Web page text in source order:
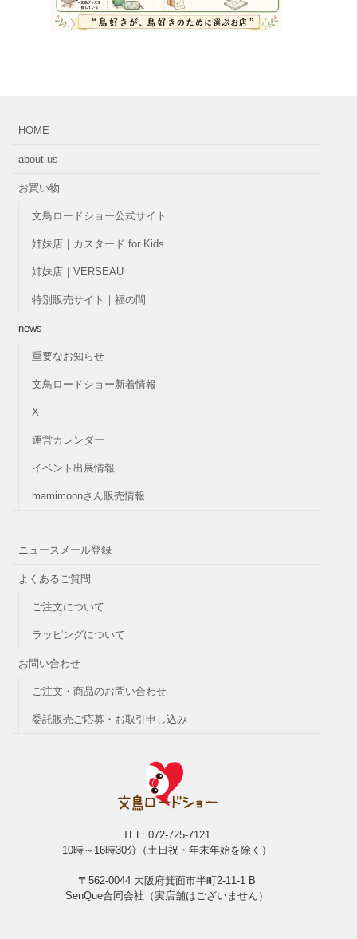
HOME
about us
お買い物
文鳥ロードショー公式サイト
姉妹店｜カスタード for Kids
姉妹店｜VERSEAU
特別販売サイト｜福の間
news
重要なお知らせ
文鳥ロードショー新着情報
X
運営カレンダー
イベント出展情報
mamimoonさん販売情報
ニュースメール登録
よくあるご質問
ご注文について
ラッピングについて
お問い合わせ
ご注文・商品のお問い合わせ
委託販売ご応募・お取引申し込み
TEL: 072-725-7121
10時～16時30分（土日祝・年末年始を除く）
〒562-0044 大阪府箕面市半町2-11-1 B
SenQue合同会社（実店舗はございません）